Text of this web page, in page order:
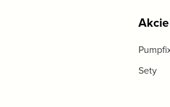
Akcie
Sety